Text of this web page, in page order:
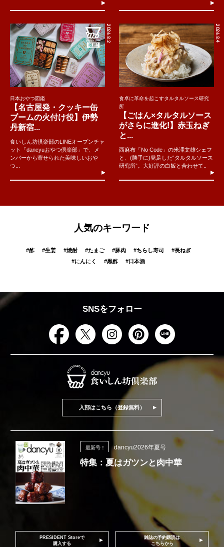
2026.8.2
日本おやつ図鑑
【名古屋発・クッキー缶
ブームの火付け役】伊勢
丹新宿...
食いしん坊倶楽部のLINEオープンチャ
ット「dancyuおやつ倶楽部」で、メ
ンバーから寄せられた美味しいおや
つ...
2026.8.4
食卓に革命を起こすタルタルソース研究
所
【ごはん×タルタルソース
がさらに進化!】赤玉ねぎ
と...
西麻布「No Code」の米澤文雄シェフ
と、(勝手に)発足した“タルタルソース
研究所”。大好評の白飯と合わせて..
人気のキーワード
#酢 #生姜 #焼酎 #たまご #豚肉 #ちらし寿司 #長ねぎ
#にんにく #黒酢 #日本酒
SNSをフォロー
入部はこちら（登録無料）
最新号！ dancyu2026年夏号
特集：夏はガツンと肉中華
PRESIDENT Storeで
購入する
雑誌の予約購読は
こちらから